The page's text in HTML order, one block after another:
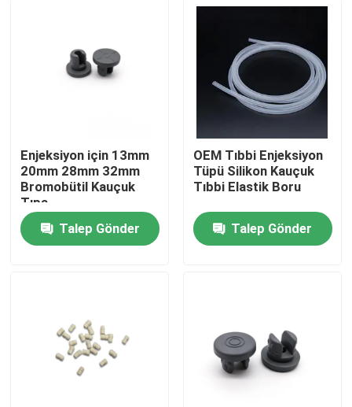
Hakkımızda
Kalite kontrol
Bize ulaşın
Teklif isteği
Tıbbi Kauçuk Tıpa
Enjeksiyon için 13mm
20mm 28mm 32mm
Bromobütil Kauçuk
Tıpa
Talep Gönder
OEM Tıbbi Enjeksiyon
Tüpü Silikon Kauçuk
Tıbbi Elastik Boru
Talep Gönder